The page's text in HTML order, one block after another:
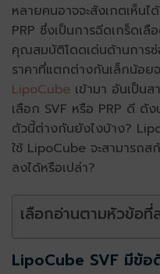
หลายคนอาจจะสังเกตเห็นไ
PRP ซึ่งเป็นการฉีดเกร็ด
คุณสมบัติโดดเด่นด้านการซ่
ราคาที่แตกต่างกันเล็กน้อ
LipoCube เข้ามา อันเป็นส
เลือก SVF หรือ PRP ดี ดั
ตัวนี้ต่างกันยังไงบ้าง?
ใช้ LipoCube จะสามารถส
ลงได้หรือเปล่า?
เลือกอ่านตามหัวข้อที่
LipoCube SVF มีข้อ